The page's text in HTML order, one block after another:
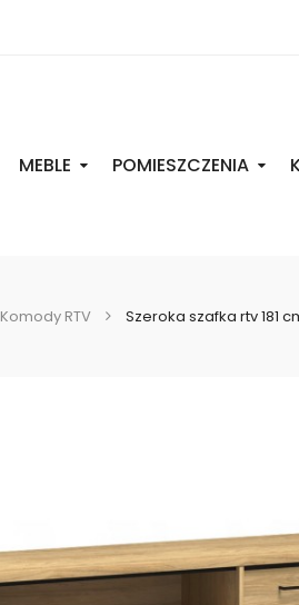
MEBLE POMIESZCZENIA
Komody RTV Szeroka szafka rtv 181